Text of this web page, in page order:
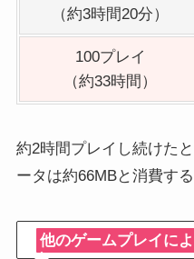
（約3時間20分）
100プレイ
（約33時間）
約2時間プレイし続けた
ータは約66MBと消費す
他のゲームプレイに